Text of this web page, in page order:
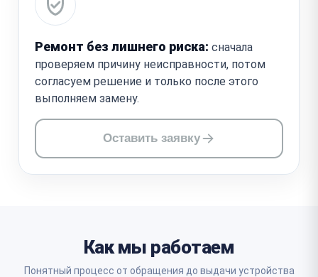
Ремонт без лишнего риска: сначала
проверяем причину неисправности, потом
согласуем решение и только после этого
выполняем замену.
Оставить заявку
Как мы работаем
Понятный процесс от обращения до выдачи устройства